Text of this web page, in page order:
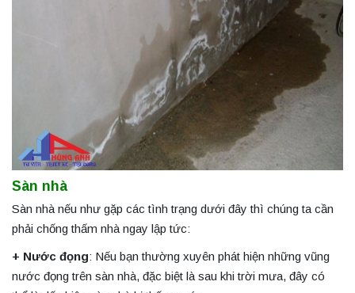
Sàn nhà
Sàn nhà nếu như gặp các tình trạng dưới đây thì chúng ta cần
phải chống thấm nhà ngay lập tức:
+ Nước đọng: Nếu bạn thường xuyên phát hiện những vũng
nước đọng trên sàn nhà, đặc biệt là sau khi trời mưa, đây có